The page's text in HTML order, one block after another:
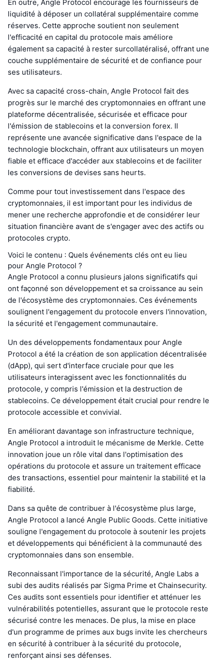
En outre, Angle Protocol encourage les fournisseurs de
liquidité à déposer un collatéral supplémentaire comme
réserves. Cette approche soutient non seulement
l'efficacité en capital du protocole mais améliore
également sa capacité à rester surcollatéralisé, offrant une
couche supplémentaire de sécurité et de confiance pour
ses utilisateurs.
Avec sa capacité cross-chain, Angle Protocol fait des
progrès sur le marché des cryptomonnaies en offrant une
plateforme décentralisée, sécurisée et efficace pour
l'émission de stablecoins et la conversion forex. Il
représente une avancée significative dans l'espace de la
technologie blockchain, offrant aux utilisateurs un moyen
fiable et efficace d'accéder aux stablecoins et de faciliter
les conversions de devises sans heurts.
Comme pour tout investissement dans l'espace des
cryptomonnaies, il est important pour les individus de
mener une recherche approfondie et de considérer leur
situation financière avant de s'engager avec des actifs ou
protocoles crypto.
Voici le contenu : Quels événements clés ont eu lieu
pour Angle Protocol ?
Angle Protocol a connu plusieurs jalons significatifs qui
ont façonné son développement et sa croissance au sein
de l'écosystème des cryptomonnaies. Ces événements
soulignent l'engagement du protocole envers l'innovation,
la sécurité et l'engagement communautaire.
Un des développements fondamentaux pour Angle
Protocol a été la création de son application décentralisée
(dApp), qui sert d'interface cruciale pour que les
utilisateurs interagissent avec les fonctionnalités du
protocole, y compris l'émission et la destruction de
stablecoins. Ce développement était crucial pour rendre le
protocole accessible et convivial.
En améliorant davantage son infrastructure technique,
Angle Protocol a introduit le mécanisme de Merkle. Cette
innovation joue un rôle vital dans l'optimisation des
opérations du protocole et assure un traitement efficace
des transactions, essentiel pour maintenir la stabilité et la
fiabilité.
Dans sa quête de contribuer à l'écosystème plus large,
Angle Protocol a lancé Angle Public Goods. Cette initiative
souligne l'engagement du protocole à soutenir les projets
et développements qui bénéficient à la communauté des
cryptomonnaies dans son ensemble.
Reconnaissant l'importance de la sécurité, Angle Labs a
subi des audits réalisés par Sigma Prime et Chainsecurity.
Ces audits sont essentiels pour identifier et atténuer les
vulnérabilités potentielles, assurant que le protocole reste
sécurisé contre les menaces. De plus, la mise en place
d'un programme de primes aux bugs invite les chercheurs
en sécurité à contribuer à la sécurité du protocole,
renforçant ainsi ses défenses.